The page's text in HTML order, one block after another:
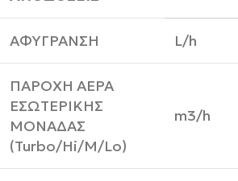
ΑΦΥΓΡΑΝΣΗ L/h
ΠΑΡΟΧΗ ΑΕΡΑ
ΕΣΩΤΕΡΙΚΗΣ
ΜΟΝΑΔΑΣ
(Turbo/Hi/M/Lo)
m3/h